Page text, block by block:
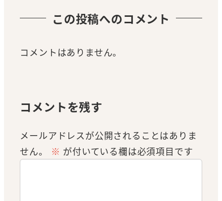
この投稿へのコメント
コメントはありません。
コメントを残す
メールアドレスが公開されることはありま
せん。
※ が付いている欄は必須項目です